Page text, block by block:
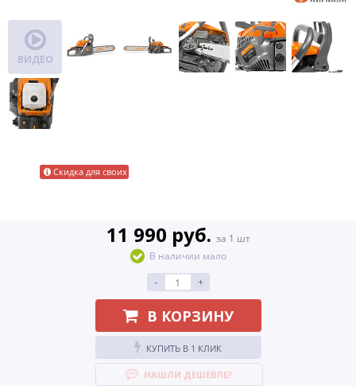
ВИДЕО
Скидка для своих
11 990 руб. за 1 шт
В наличии мало
-
+
В КОРЗИНУ
КУПИТЬ В 1 КЛИК
НАШЛИ ДЕШЕВЛЕ?